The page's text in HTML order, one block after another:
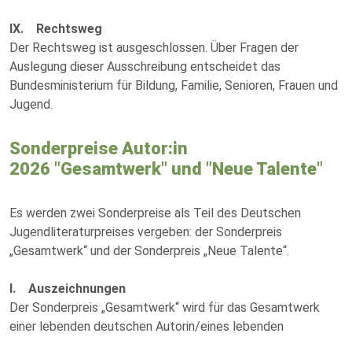
IX. Rechtsweg
Der Rechtsweg ist ausgeschlossen. Über Fragen der
Auslegung dieser Ausschreibung entscheidet das
Bundesministerium für Bildung, Familie, Senioren, Frauen und
Jugend.
Sonderpreise Autor:in
2026 "Gesamtwerk" und "Neue Talente"
Es werden zwei Sonderpreise als Teil des Deutschen
Jugendliteraturpreises vergeben: der Sonderpreis
„Gesamtwerk“ und der Sonderpreis „Neue Talente“.
I. Auszeichnungen
Der Sonderpreis „Gesamtwerk“ wird für das Gesamtwerk
einer lebenden deutschen Autorin/eines lebenden